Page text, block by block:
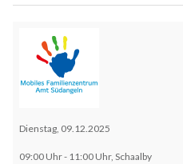
Dienstag, 09.12.2025
09:00 Uhr - 11:00 Uhr, Schaalby